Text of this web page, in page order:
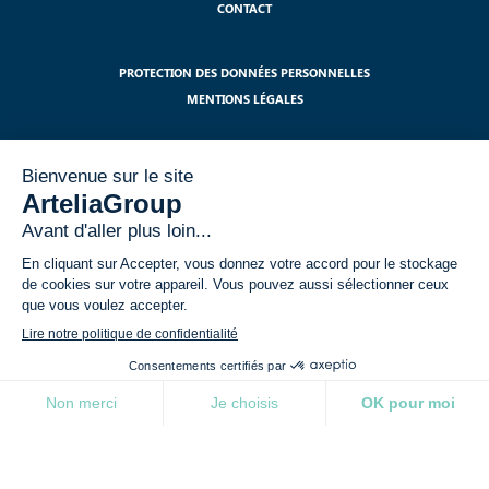
CONTACT
PROTECTION DES DONNÉES PERSONNELLES
MENTIONS LÉGALES
S'ABONNER À NOTRE NEWSLETTER
J'ai lu et j'accepte les mentions légales relatives à l'utilisation de mes